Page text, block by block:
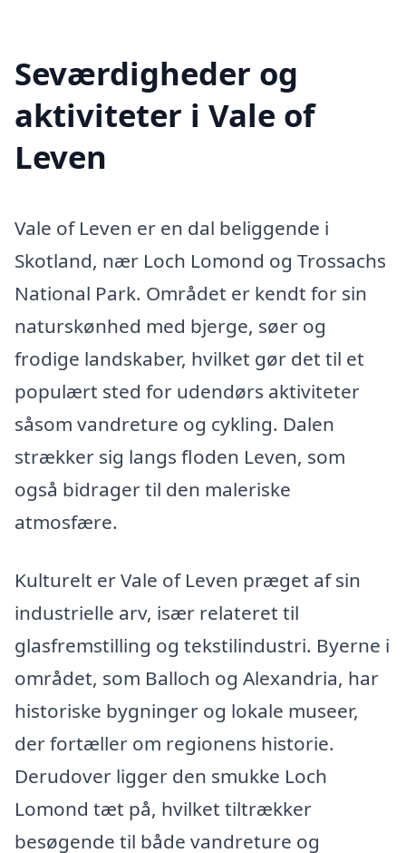
Seværdigheder og
aktiviteter i Vale of
Leven
Vale of Leven er en dal beliggende i
Skotland, nær Loch Lomond og Trossachs
National Park. Området er kendt for sin
naturskønhed med bjerge, søer og
frodige landskaber, hvilket gør det til et
populært sted for udendørs aktiviteter
såsom vandreture og cykling. Dalen
strækker sig langs floden Leven, som
også bidrager til den maleriske
atmosfære.
Kulturelt er Vale of Leven præget af sin
industrielle arv, især relateret til
glasfremstilling og tekstilindustri. Byerne i
området, som Balloch og Alexandria, har
historiske bygninger og lokale museer,
der fortæller om regionens historie.
Derudover ligger den smukke Loch
Lomond tæt på, hvilket tiltrækker
besøgende til både vandreture og